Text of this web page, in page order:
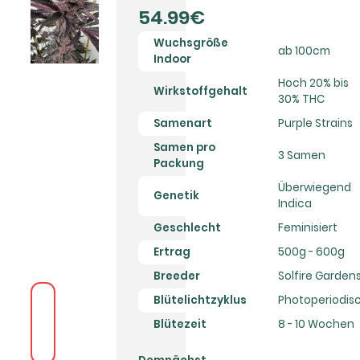
54.99€
Wuchsgröße
Indoor
ab 100cm
Wirkstoffgehalt
Hoch 20% bis
30% THC
Samenart
Purple Strains
Samen pro
Packung
3 Samen
Genetik
Überwiegend
Indica
Geschlecht
Feminisiert
Ertrag
500g - 600g
Breeder
Solfire
Blütelichtzyklus
Blütezeit
8 - 10 Wochen